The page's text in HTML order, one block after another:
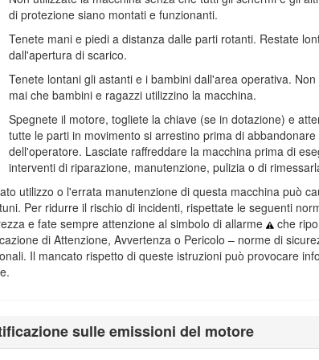
di protezione siano montati e funzionanti.
Tenete mani e piedi a distanza dalle parti rotanti. Restate
dall'apertura di scarico.
Tenete lontani gli astanti e i bambini dall'area operativa.
mai che bambini e ragazzi utilizzino la macchina.
Spegnete il motore, togliete la chiave (se in dotazione) e
tutte le parti in movimento si arrestino prima di
dell'operatore. Lasciate raffreddare la macchina prima di
interventi di riparazione, manutenzione, pulizia o di
utilizzo o l'errata manutenzione di questa macchina può
Per ridurre il rischio di incidenti, rispettate le seguenti
e fate sempre attenzione al simbolo di allarme
che
di Attenzione, Avvertenza o Pericolo – norme di
Il mancato rispetto di queste istruzioni può provocare
sulle emissioni del motore
scansionare il codice QR sull'adesivo del numero
Figura 1
messaggi di sicurezza evidenziati dal simbolo di avviso di
le precauzioni raccomandate.